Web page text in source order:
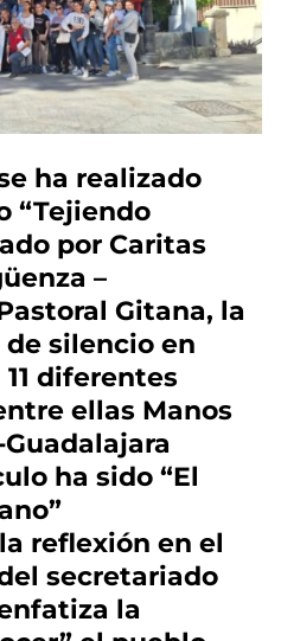
ha realizado
“Tejiendo
por Caritas
–
Gitana, la
silencio en
diferentes
ellas Manos
ha sido “El
reflexión en el
secretariado
la